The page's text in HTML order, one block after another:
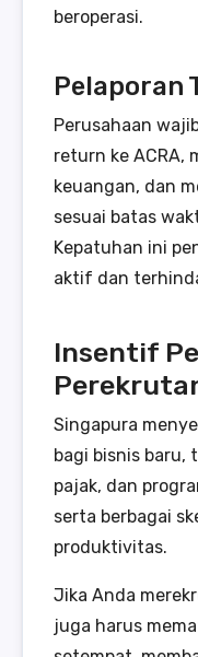
beroperasi.
Pelaporan
Perusahaan
return ke ACRA,
keuangan, dan
sesuai batas
Kepatuhan ini
aktif dan
Insentif
Singapura
bagi bisnis baru,
pajak, dan
serta berbagai
produktivitas.
Jika Anda
juga harus